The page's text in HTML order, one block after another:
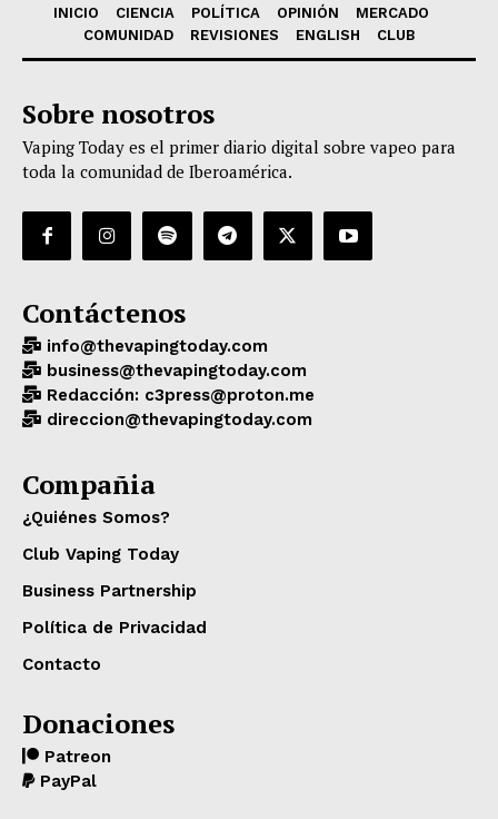
INICIO CIENCIA POLÍTICA OPINIÓN
MERCADO
COMUNIDAD
REVISIONES ENGLISH CLUB
Sobre nosotros
Vaping Today es el primer diario digital sobre vapeo para
toda la comunidad de Iberoamérica.
Contáctenos
info@thevapingtoday.com
business@thevapingtoday.com
Redacción: c3press@proton.me
direccion@thevapingtoday.com
Compañia
¿Quiénes Somos?
Club Vaping Today
Business Partnership
Política de Privacidad
Contacto
Donaciones
Patreon
PayPal